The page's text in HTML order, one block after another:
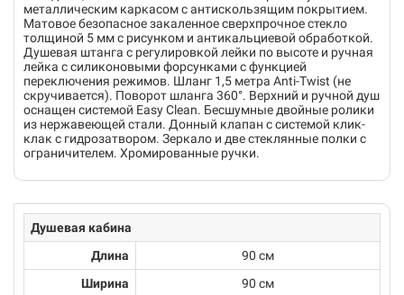
металлическим каркасом с антискользящим покрытием.
Матовое безопасное закаленное сверхпрочное стекло
толщиной 5 мм с рисунком и антикальциевой обработкой.
Душевая штанга с регулировкой лейки по высоте и ручная
лейка с силиконовыми форсунками с функцией
переключения режимов. Шланг 1,5 метра Anti-Twist (не
скручивается). Поворот шланга 360°. Верхний и ручной душ
оснащен системой Easy Clean. Бесшумные двойные ролики
из нержавеющей стали. Донный клапан с системой клик-
клак с гидрозатвором. Зеркало и две стеклянные полки с
ограничителем. Хромированные ручки.
Душевая кабина
Длина
90 см
Ширина
90 см